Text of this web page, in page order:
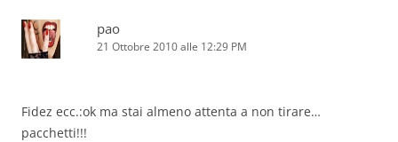
pao
21 Ottobre 2010 alle 12:29 PM
Fidez ecc.:ok ma stai almeno attenta a non tirare…
pacchetti!!!